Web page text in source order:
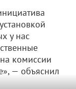
у нас
комиссии
— объяснил